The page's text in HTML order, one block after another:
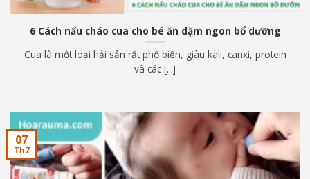
6 Cách nấu cháo cua cho bé ăn dặm ngon bổ dưỡng
Cua là một loại hải sản rất phổ biến, giàu kali, canxi, protein
và các [...]
07
Th7